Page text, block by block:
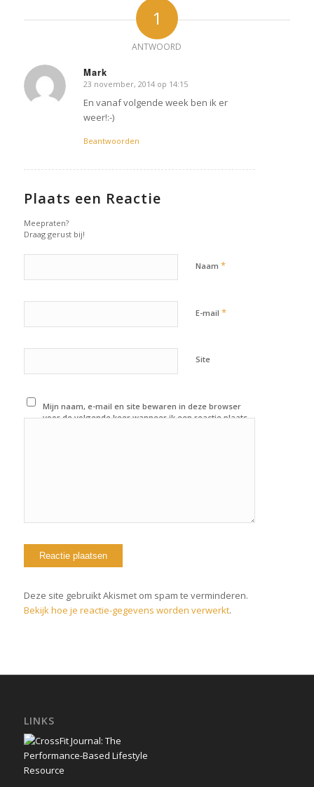
1
ANTWOORD
Mark
zegt:
23 november, 2014 op 14:15
En vanaf volgende week ben ik er
weer!:-)
Beantwoorden
Plaats een Reactie
Meepraten?
Draag gerust bij!
Naam *
E-mail *
Site
Mijn naam, e-mail en site bewaren in deze browser
voor de volgende keer wanneer ik een reactie plaats.
Deze site gebruikt Akismet om spam te verminderen.
Bekijk hoe je reactie-gegevens worden verwerkt.
LINKS